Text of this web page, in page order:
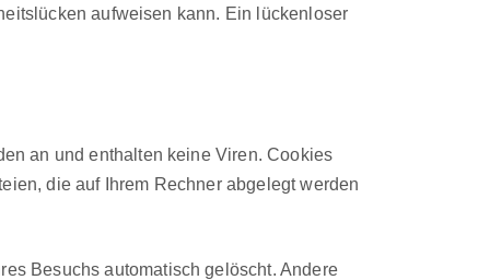
aufweisen kann. Ein lück­en­los­er
an und enthal­ten keine Viren. Cook­ies
die auf Ihrem Rech­n­er abgelegt wer­den
Besuchs automa­tisch gelöscht. Andere